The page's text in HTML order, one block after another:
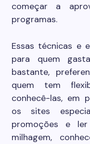
começar a
programas.
Essas técnicas e
para quem
bastante,
quem tem
conhecê-las, em
os sites
promoções e
milhagem,